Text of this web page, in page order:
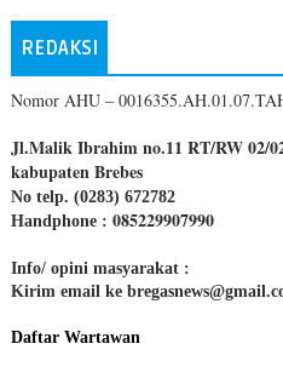
REDAKSI
Nomor AHU –
Jl.Malik Ibrahim no.11 RT/RW 02/
kabupaten Brebes
No telp. (0283) 672782
Handphone : 085229907990
Info/ opini masyarakat :
Kirim email ke
Daftar Wartawan